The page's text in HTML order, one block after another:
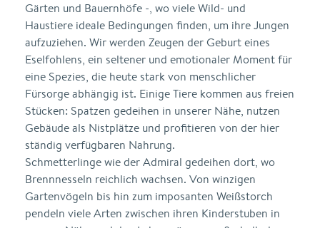
Gärten und Bauernhöfe -, wo viele Wild- und
Haustiere ideale Bedingungen finden, um ihre Jungen
aufzuziehen. Wir werden Zeugen der Geburt eines
Eselfohlens, ein seltener und emotionaler Moment für
eine Spezies, die heute stark von menschlicher
Fürsorge abhängig ist. Einige Tiere kommen aus freien
Stücken: Spatzen gedeihen in unserer Nähe, nutzen
Gebäude als Nistplätze und profitieren von der hier
ständig verfügbaren Nahrung.
Schmetterlinge wie der Admiral gedeihen dort, wo
Brennnesseln reichlich wachsen. Von winzigen
Gartenvögeln bis hin zum imposanten Weißstorch
pendeln viele Arten zwischen ihren Kinderstuben in